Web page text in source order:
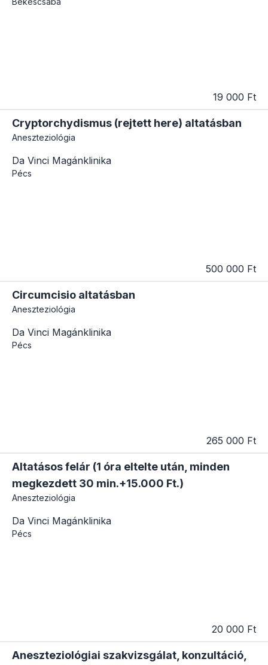
19 000 Ft
Cryptorchydismus (rejtett here) altatásban
Aneszteziológia
Da Vinci Magánklinika
Pécs
500 000 Ft
Circumcisio altatásban
Aneszteziológia
Da Vinci Magánklinika
Pécs
265 000 Ft
Altatásos felár (1 óra eltelte után, minden
megkezdett 30 min.+15.000 Ft.)
Aneszteziológia
Da Vinci Magánklinika
Pécs
20 000 Ft
Aneszteziológiai szakvizsgálat, konzultáció,